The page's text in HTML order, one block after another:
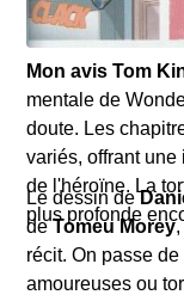
Mon avis Tom
mentale de
doute. Les
variés, offrant
de l'héroïne. La
plus profonde
Le dessin de
deTomeu Morey,
récit. On passe
amoureuses ou